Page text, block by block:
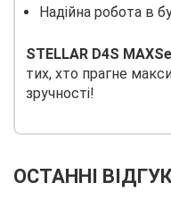
Надійна робота в
STELLAR D4S
тих, хто прагне
зручності!
ОСТАННІ